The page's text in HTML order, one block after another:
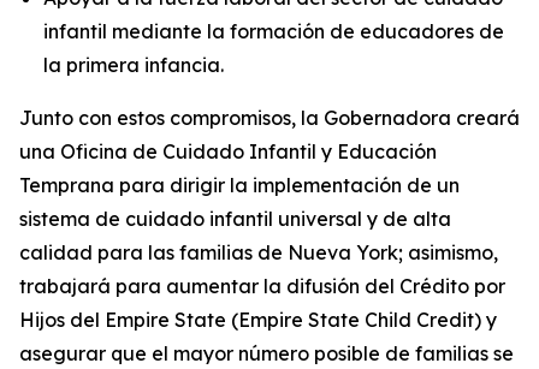
infantil mediante la formación de educadores de
la primera infancia.
Junto con estos compromisos, la Gobernadora creará
una Oficina de Cuidado Infantil y Educación
Temprana para dirigir la implementación de un
sistema de cuidado infantil universal y de alta
calidad para las familias de Nueva York; asimismo,
trabajará para aumentar la difusión del Crédito por
Hijos del Empire State (Empire State Child Credit) y
asegurar que el mayor número posible de familias se